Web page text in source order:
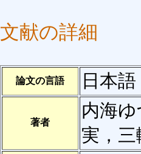
文献の詳細
論文の言語 日本語
著者
内海
実，